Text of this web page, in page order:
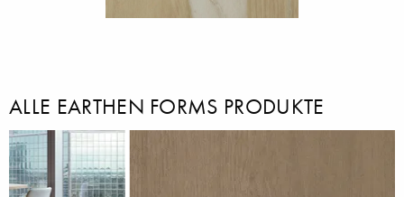
ALLE EARTHEN FORMS PRODUKTE